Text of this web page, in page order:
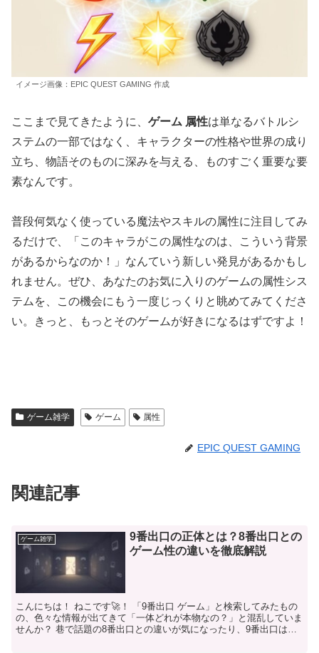
イメージ画像：EPIC QUEST GAMING 作成
ここまで見てきたように、 ゲーム 属性は単なるバトルシ
ステムの一部ではなく、キャラクターの性格や世界の成り
立ち、物語そのものに深みを与える、ものすごく重要な要
素なんです。
普段何気なく使っている魔法やスキルの属性に注目してみ
るだけで、「このキャラがこの属性なのは、こういう背景
があるからなのか！」なんていう新しい発見があるかもし
れません。ぜひ、あなたのお気に入りのゲームの属性シス
テムを、この機会にもう一度じっくりと眺めてみてくださ
い。きっと、もっとそのゲームが好きになるはずですよ！
ゲーム雑学 ゲーム 属性
EPIC QUEST GAMING
関連記事
ゲーム雑学
9番出口の正体とは？8番出口との
ゲーム性の違いを徹底解説
こんにちは！ ねこです🚀！ 「9番出口 ゲーム」と検索してみたもの
の、色々な情報が出てきて「一体どれが本物なの？」と混乱していま
せんか？ 巷で話題の8番出口との違いが気になったり、9番出口はパ